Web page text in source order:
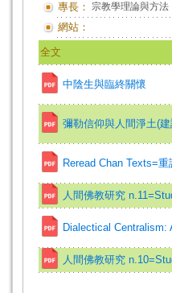
專長： 宗教學理論與方
網站：
全文
中陰生與臨終關懷
彌勒信仰與人間淨土(
Reread Chan Texts=
人間佛教研究
Dialectical Centralism:
人間佛教研究